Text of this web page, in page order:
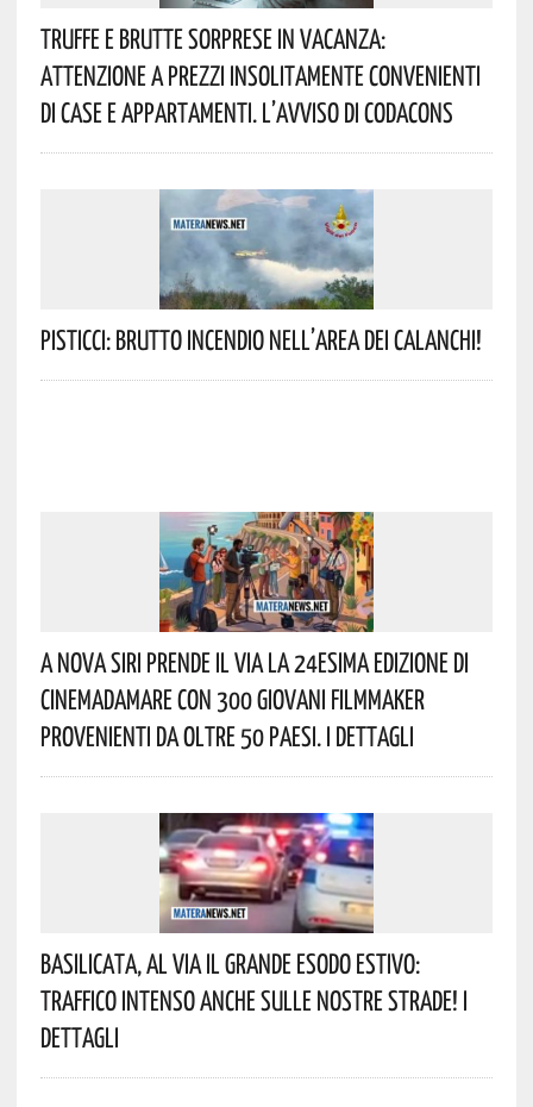
Truffe E Brutte Sorprese In Vacanza:
Attenzione A Prezzi Insolitamente Convenienti
Di Case E Appartamenti. L’avviso Di Codacons
Pisticci: Brutto Incendio Nell’area Dei Calanchi!
A Nova Siri Prende Il Via La 24esima Edizione Di
Cinemadamare Con 300 Giovani Filmmaker
Provenienti Da Oltre 50 Paesi. I Dettagli
Basilicata, Al Via Il Grande Esodo Estivo:
Traffico Intenso Anche Sulle Nostre Strade! I
Dettagli